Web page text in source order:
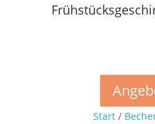
Start /